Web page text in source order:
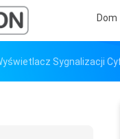
Dom
Sygnalizacji